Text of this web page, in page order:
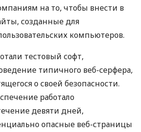
на то, чтобы внести в
созданные для
компьютеров.
тестовый софт,
типичного веб-серфера,
о своей безопасности.
работало
девяти дней,
опасные веб-страницы